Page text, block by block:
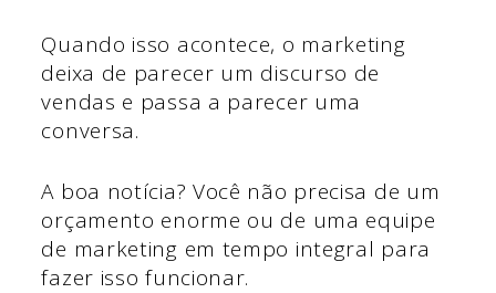
Quando isso acontece, o marketing
deixa de parecer um discurso de
vendas e passa a parecer uma
conversa.
A boa notícia? Você não precisa de um
orçamento enorme ou de uma equipe
de marketing em tempo integral para
fazer isso funcionar.